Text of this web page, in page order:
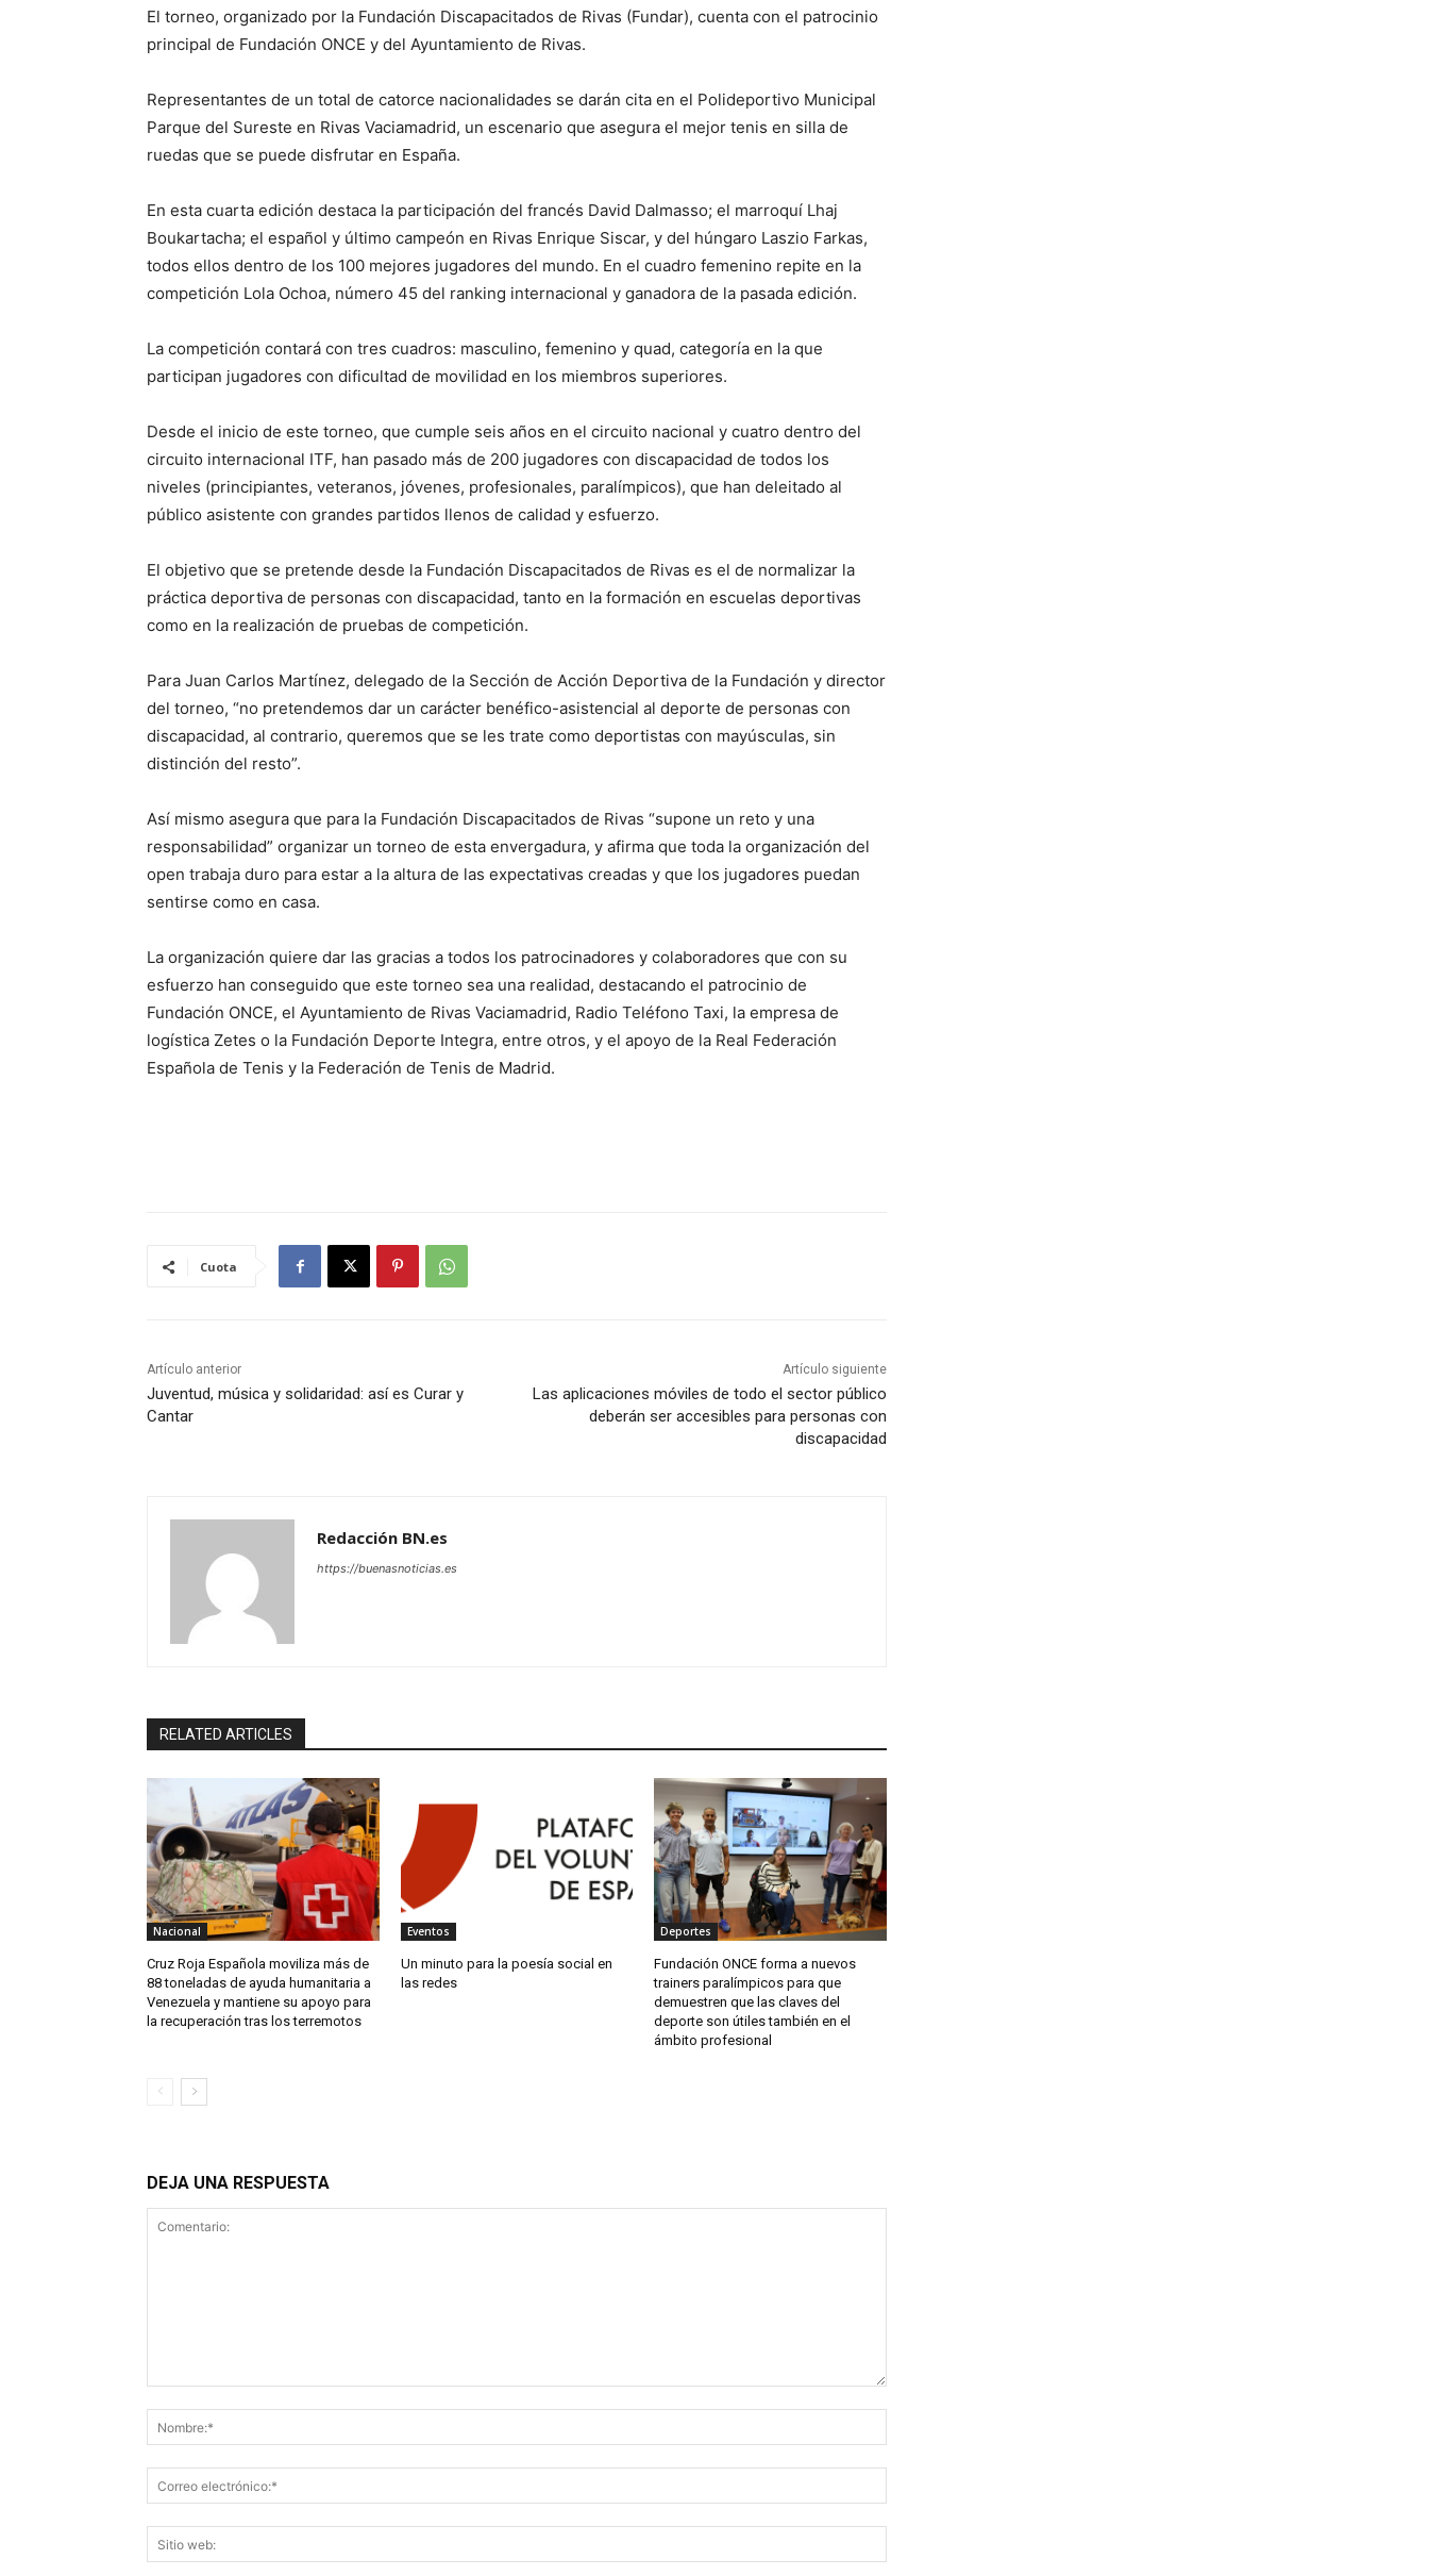
El torneo, organizado por la Fundación Discapacitados de Rivas (Fundar), cuenta con el patrocinio
principal de Fundación ONCE y del Ayuntamiento de Rivas.
Representantes de un total de catorce nacionalidades se darán cita en el Polideportivo Municipal
Parque del Sureste en Rivas Vaciamadrid, un escenario que asegura el mejor tenis en silla de
ruedas que se puede disfrutar en España.
En esta cuarta edición destaca la participación del francés David Dalmasso; el marroquí Lhaj
Boukartacha; el español y último campeón en Rivas Enrique Siscar, y del húngaro Laszio Farkas,
todos ellos dentro de los 100 mejores jugadores del mundo. En el cuadro femenino repite en la
competición Lola Ochoa, número 45 del ranking internacional y ganadora de la pasada edición.
La competición contará con tres cuadros: masculino, femenino y quad, categoría en la que
participan jugadores con dificultad de movilidad en los miembros superiores.
Desde el inicio de este torneo, que cumple seis años en el circuito nacional y cuatro dentro del
circuito internacional ITF, han pasado más de 200 jugadores con discapacidad de todos los
niveles (principiantes, veteranos, jóvenes, profesionales, paralímpicos), que han deleitado al
público asistente con grandes partidos llenos de calidad y esfuerzo.
El objetivo que se pretende desde la Fundación Discapacitados de Rivas es el de normalizar la
práctica deportiva de personas con discapacidad, tanto en la formación en escuelas deportivas
como en la realización de pruebas de competición.
Para Juan Carlos Martínez, delegado de la Sección de Acción Deportiva de la Fundación y director
del torneo, “no pretendemos dar un carácter benéfico-asistencial al deporte de personas con
discapacidad, al contrario, queremos que se les trate como deportistas con mayúsculas, sin
distinción del resto”.
Así mismo asegura que para la Fundación Discapacitados de Rivas “supone un reto y una
responsabilidad” organizar un torneo de esta envergadura, y afirma que toda la organización del
open trabaja duro para estar a la altura de las expectativas creadas y que los jugadores puedan
sentirse como en casa.
La organización quiere dar las gracias a todos los patrocinadores y colaboradores que con su
esfuerzo han conseguido que este torneo sea una realidad, destacando el patrocinio de
Fundación ONCE, el Ayuntamiento de Rivas Vaciamadrid, Radio Teléfono Taxi, la empresa de
logística Zetes o la Fundación Deporte Integra, entre otros, y el apoyo de la Real Federación
Española de Tenis y la Federación de Tenis de Madrid.
Cuota
Artículo anterior
Juventud, música y solidaridad: así es Curar y
Cantar
Artículo siguiente
Las aplicaciones móviles de todo el sector público
deberán ser accesibles para personas con
discapacidad
Redacción BN.es
https://buenasnoticias.es
RELATED ARTICLES
Nacional
Cruz Roja Española moviliza más de
88 toneladas de ayuda humanitaria a
Venezuela y mantiene su apoyo para
la recuperación tras los terremotos
Eventos
Un minuto para la poesía social en
las redes
Deportes
Fundación ONCE forma a nuevos
trainers paralímpicos para que
demuestren que las claves del
deporte son útiles también en el
ámbito profesional
DEJA UNA RESPUESTA
electrónico:*
web: